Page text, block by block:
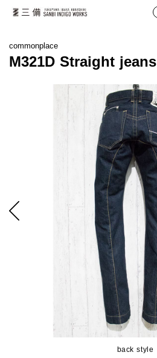
back style
commonplace
M321D Straight jeans